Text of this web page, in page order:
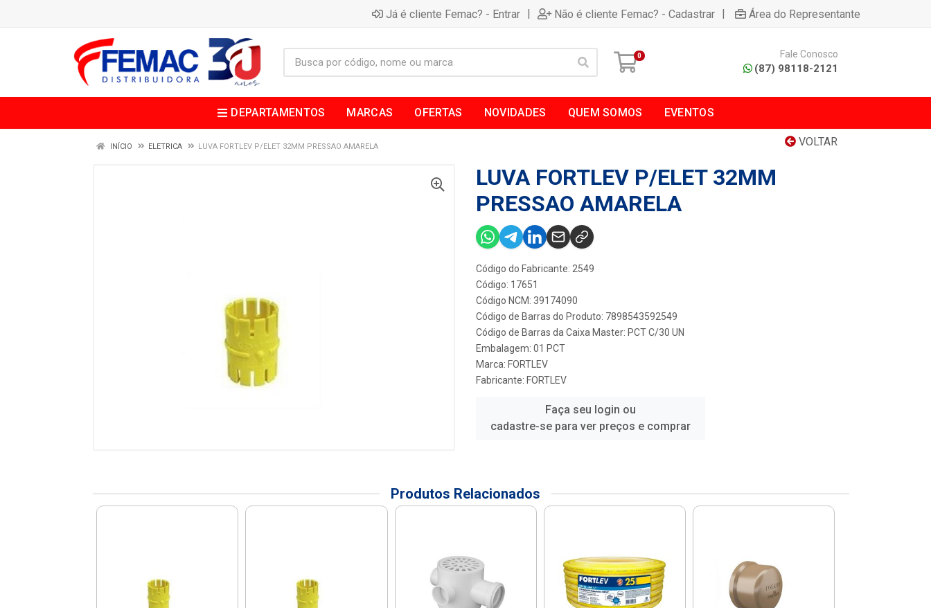
Já é cliente Femac? - Entrar | Não é cliente Femac? - Cadastrar | Área do Representante
0 Fale Conosco
(87) 98118-2121
DEPARTAMENTOS MARCAS OFERTAS NOVIDADES QUEM SOMOS EVENTOS
VOLTAR
INÍCIO ELETRICA LUVA FORTLEV P/ELET 32MM PRESSAO AMARELA
LUVA FORTLEV P/ELET 32MM
PRESSAO AMARELA
Código do Fabricante: 2549
Código: 17651
Código NCM: 39174090
Código de Barras do Produto: 7898543592549
Código de Barras da Caixa Master: PCT C/30 UN
Embalagem: 01 PCT
Marca: FORTLEV
Fabricante: FORTLEV
Faça seu login ou
cadastre-se para ver preços e comprar
Produtos Relacionados